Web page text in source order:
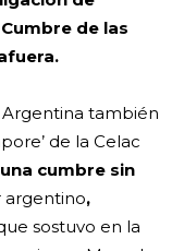
de las
Argentina también
de la Celac
cumbre sin
argentino,
sostuvo en la